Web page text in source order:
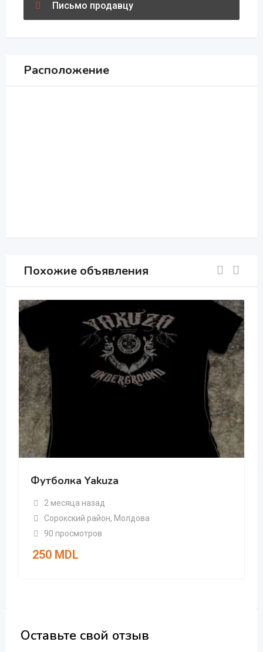
Письмо продавцу
Расположение
Похожие объявления
Футболка Yakuza
2 месяца назад
Сорокский район, Молдова
90 просмотров
250 MDL
Оставьте свой отзыв